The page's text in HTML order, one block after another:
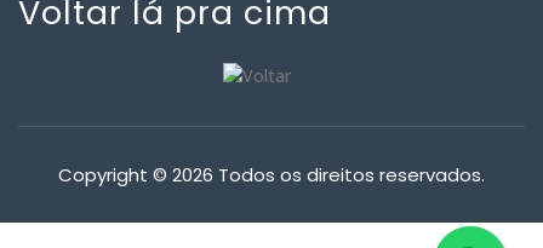
Voltar lá pra cima
Copyright © 2026 Todos os direitos reservados.